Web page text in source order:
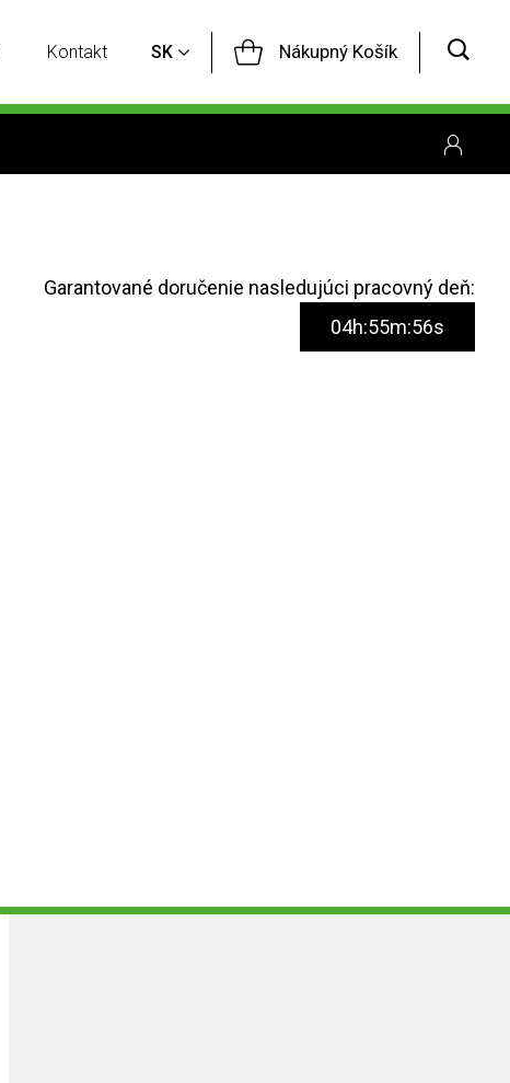
Kontakt SK Nákupný Košík
Garantované doručenie nasledujúci pracovný deň:
04h:55m:55s